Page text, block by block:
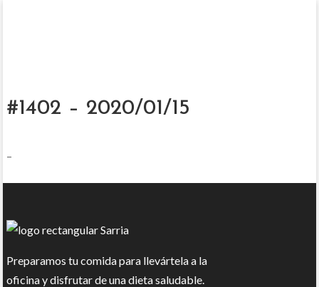
#1402 – 2020/01/15
–
Preparamos tu comida para llevártela a la
oficina y disfrutar de una dieta saludable.